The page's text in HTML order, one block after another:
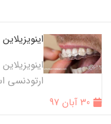
ارتودنسی
30 آبان 97